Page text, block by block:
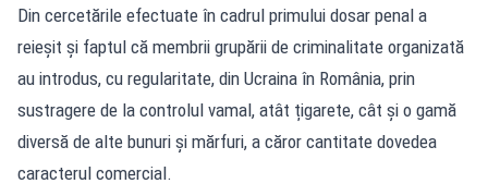
Din cercetările efectuate în cadrul primului dosar penal a
reieșit și faptul că membrii grupării de criminalitate organizată
au introdus, cu regularitate, din Ucraina în România, prin
sustragere de la controlul vamal, atât țigarete, cât și o gamă
diversă de alte bunuri și mărfuri, a căror cantitate dovedea
caracterul comercial.